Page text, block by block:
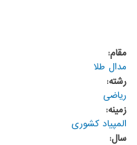
مقام:
مدال طلا
رشته:
ریاضی
زمینه:
المپیاد کشوری
سال: